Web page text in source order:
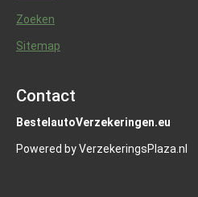
Zoeken
Sitemap
Contact
BestelautoVerzekeringen.eu
Powered by VerzekeringsPlaza.nl